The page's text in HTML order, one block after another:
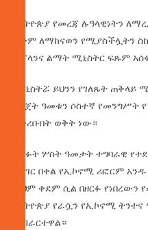
ኢትዮጵያ የመረጃ ሉዓላዊነትን
አቅም ለማከናወን የሚያስችሏትን
የፕላንና ልማት ሚኒስትር ፍጹም
ሚኒስትሯ ይህንን የገለጹት ጠቅላይ
የበጀት ዓመቱን ሶስተኛ የመንግሥት
ባቀረቡበት ወቅት ነው።
ባለፉት ሦስት ዓመታት ተግባራዊ
የሀገር በቀል የኢኮኖሚ ሪፎርም
ይህም ቀደም ሲል በዘርፉ
ኢትዮጵያ የራሷን የኢኮኖሚ
አብራርተዋል።